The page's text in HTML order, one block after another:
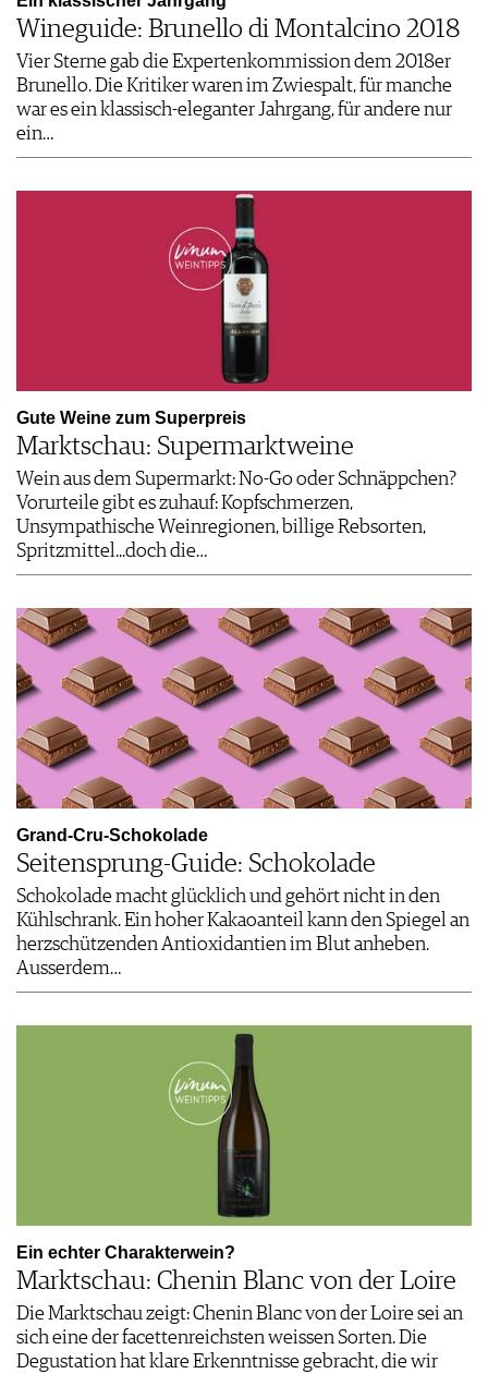
Wineguide: Brunello di Montalcino 2018
Vier Sterne gab die Expertenkommission dem 2018er
Brunello. Die Kritiker waren im Zwiespalt, für manche
war es ein klassisch-eleganter Jahrgang, für andere nur
ein…
Gute Weine zum Superpreis
Marktschau: Supermarktweine
Wein aus dem Supermarkt: No-Go oder Schnäppchen?
Vorurteile gibt es zuhauf: Kopfschmerzen,
Unsympathische Weinregionen, billige Rebsorten,
Spritzmittel...doch die…
Grand-Cru-Schokolade
Seitensprung-Guide: Schokolade
Schokolade macht glücklich und gehört nicht in den
Kühlschrank. Ein hoher Kakaoanteil kann den Spiegel an
herzschützenden Antioxidantien im Blut anheben.
Ausserdem…
Ein echter Charakterwein?
Marktschau: Chenin Blanc von der Loire
Die Marktschau zeigt: Chenin Blanc von der Loire sei an
sich eine der facettenreichsten weissen Sorten. Die
Degustation hat klare Erkenntnisse gebracht, die wir